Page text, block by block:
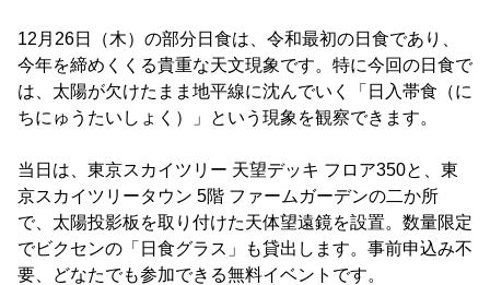
12月26日（木）の部分日食は、令和最初の日食であり、
今年を締めくくる貴重な天文現象です。特に今回の日食で
は、太陽が欠けたまま地平線に沈んでいく「日入帯食（に
ちにゅうたいしょく）」という現象を観察できます。
当日は、東京スカイツリー 天望デッキ フロア350と、東
京スカイツリータウン 5階 ファームガーデンの二か所
で、太陽投影板を取り付けた天体望遠鏡を設置。数量限定
でビクセンの「日食グラス」も貸出します。事前申込み不
要、どなたでも参加できる無料イベントです。